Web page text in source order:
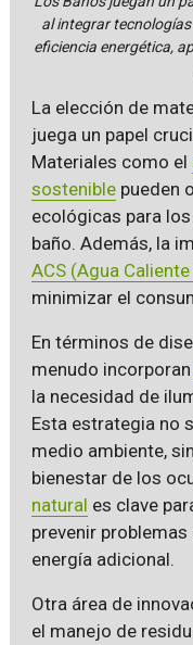
al integrar
eficiencia energética,
La elección de
juega un papel
Materiales como el
sosteniblepueden
ecológicas para
baño. Además, la
ACS (Agua
minimizar el
En términos de
menudo incorporan
la necesidad de
Esta estrategia no
medio ambiente,
bienestar de los
natural es clave
prevenir
energía adicional.
Otra área de
el manejo de